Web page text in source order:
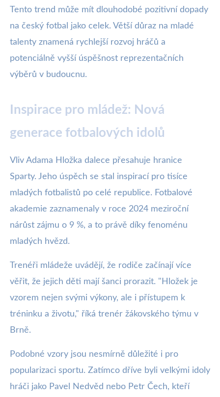
Tento trend může mít dlouhodobé pozitivní dopady
na český fotbal jako celek. Větší důraz na mladé
talenty znamená rychlejší rozvoj hráčů a
potenciálně vyšší úspěšnost reprezentačních
výběrů v budoucnu.
Inspirace pro mládež: Nová
generace fotbalových idolů
Vliv Adama Hložka dalece přesahuje hranice
Sparty. Jeho úspěch se stal inspirací pro tisíce
mladých fotbalistů po celé republice. Fotbalové
akademie zaznamenaly v roce 2024 meziroční
nárůst zájmu o 9 %, a to právě díky fenoménu
mladých hvězd.
Trenéři mládeže uvádějí, že rodiče začínají více
věřit, že jejich děti mají šanci prorazit. "Hložek je
vzorem nejen svými výkony, ale i přístupem k
tréninku a životu," říká trenér žákovského týmu v
Brně.
Podobné vzory jsou nesmírně důležité i pro
popularizaci sportu. Zatímco dříve byli velkými idoly
hráči jako Pavel Nedvěd nebo Petr Čech, kteří